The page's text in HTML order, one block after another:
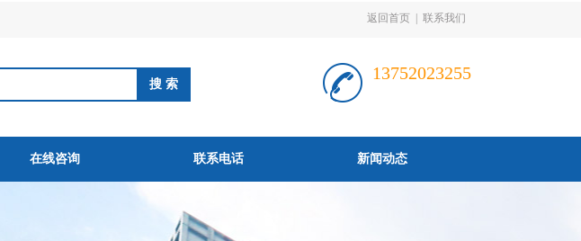
返回首页 联系我们
13752023255
在线咨询 联系电话 新闻动态